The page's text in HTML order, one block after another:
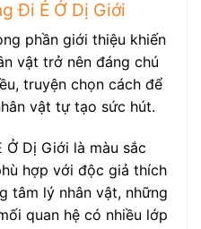
Đi Ẻ Ở Dị Giới
phần giới thiệu khiến
vật trở nên đáng chú
truyện chọn cách để
vật tự tạo sức hút.
Dị Giới là màu sắc
hợp với độc giả thích
tâm lý nhân vật, những
quan hệ có nhiều lớp